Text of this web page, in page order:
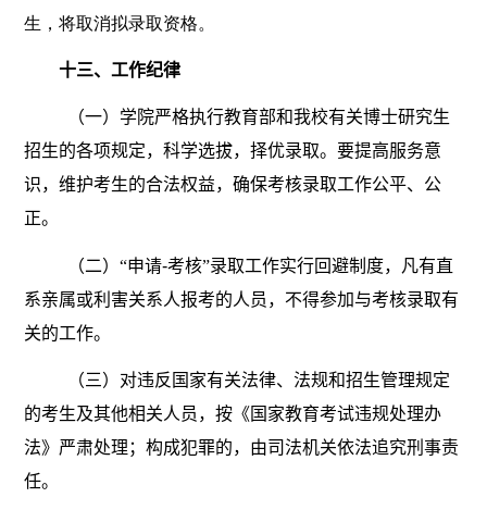
生，将取消拟录取资格。
十三、工作纪律
（一）学院严格执行教育部和我校有关博士研究生
招生的各项规定，科学选拔，择优录取。要提高服务意
识，维护考生的合法权益，确保考核录取工作公平、公
正。
（二） “申请-考核”录取工作实行回避制度，凡有直
系亲属或利害关系人报考的人员，不得参加与考核录取有
关的工作。
（三）对违反国家有关法律、法规和招生管理规定
的考生及其他相关人员，按《国家教育考试违规处理办
法》严肃处理；构成犯罪的，由司法机关依法追究刑事责
任。